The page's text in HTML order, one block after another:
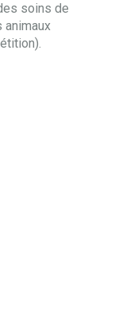
soins de
animaux